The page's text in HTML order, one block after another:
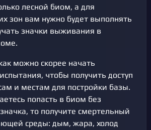
лесной биом, а для
зон вам нужно будет выполнять
значки выживания в
можно скорее начать
чтобы получить доступ
и местам для постройки базы.
попасть в биом без
то получите смертельный
среды: дым, жара, холод